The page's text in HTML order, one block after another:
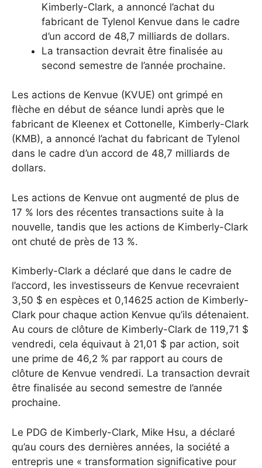
Kimberly-Clark, a annoncé l’achat du
fabricant de Tylenol Kenvue dans le cadre
d’un accord de 48,7 milliards de dollars.
La transaction devrait être finalisée au
second semestre de l’année prochaine.
Les actions de Kenvue (KVUE) ont grimpé en
flèche en début de séance lundi après que le
fabricant de Kleenex et Cottonelle, Kimberly-Clark
(KMB), a annoncé l’achat du fabricant de Tylenol
dans le cadre d’un accord de 48,7 milliards de
dollars.
Les actions de Kenvue ont augmenté de plus de
17 % lors des récentes transactions suite à la
nouvelle, tandis que les actions de Kimberly-Clark
ont ​​chuté de près de 13 %.
Kimberly-Clark a déclaré que dans le cadre de
l’accord, les investisseurs de Kenvue recevraient
3,50 $ en espèces et 0,14625 action de Kimberly-
Clark pour chaque action Kenvue qu’ils détenaient.
Au cours de clôture de Kimberly-Clark de 119,71 $
vendredi, cela équivaut à 21,01 $ par action, soit
une prime de 46,2 % par rapport au cours de
clôture de Kenvue vendredi. La transaction devrait
être finalisée au second semestre de l’année
prochaine.
Le PDG de Kimberly-Clark, Mike Hsu, a déclaré
qu’au cours des dernières années, la société a
entrepris une « transformation significative pour